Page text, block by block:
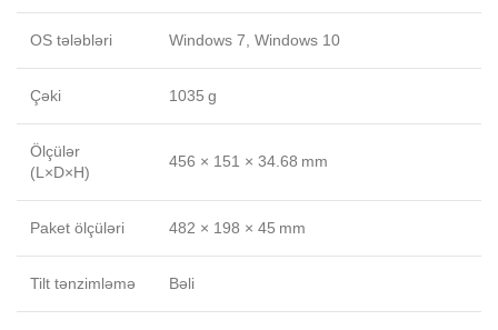
OS tələbləri Windows 7, Windows 10
Çəki 1035 g
Ölçülər
(L×D×H)
456 × 151 × 34.68 mm
Paket ölçüləri 482 × 198 × 45 mm
Tilt tənzimləmə Bəli